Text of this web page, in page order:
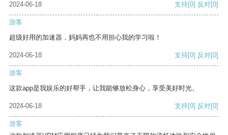
2024-06-18
支持[0] 反对[0]
游客
超级好用的加速器，妈妈再也不用担心我的学习啦！
2024-06-18 支持[0] 反对[0]
游客
这款app是我娱乐的好帮手，让我能够放松身心，享受美好时光。
2024-06-18 支持[0] 反对[0]
游客